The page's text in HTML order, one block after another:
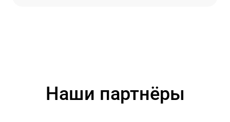
Наши партнёры